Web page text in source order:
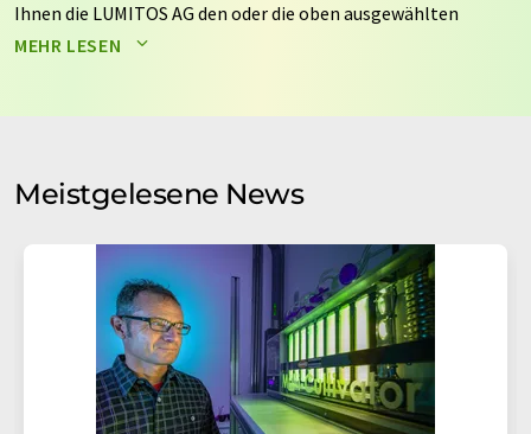
Ihnen die LUMITOS AG den oder die oben ausgewählten
Newsletter per E-Mail zusendet. Ihre Daten werden
auf Basis unsererDatenschutzerklärung. LUMITOS darf
Meinungsforschung per E-Mail kontaktieren. Ihre
Einwilligung können Sie jederzeit ohne Angabe von
Str. 2, 12489 Berlin oder per E-Mail unter
widerruf@lumitos.com mit Wirkung für die Zukunft
widerrufen. Zudem ist in jeder E-Mail ein Link zur
Abbestellung des entsprechenden Newsletters
enthalten.
MEHR LESEN
Meistgelesene News